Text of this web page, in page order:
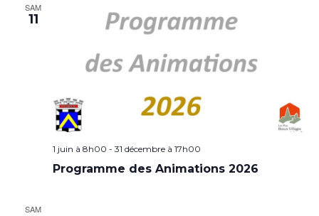
SAM
11
1 juin à 8h00 - 31 décembre à 17h00
Programme des Animations 2026
SAM